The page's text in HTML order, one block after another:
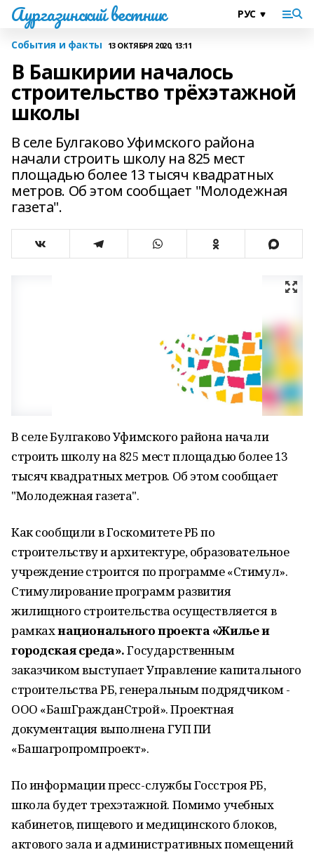
Аургазинский вестник
События и факты 13 ОКТЯБРЯ 2020, 13:11
В Башкирии началось
строительство трёхэтажной
школы
В селе Булгаково Уфимского района
начали строить школу на 825 мест
площадью более 13 тысяч квадратных
метров. Об этом сообщает "Молодежная
газета".
В селе Булгаково Уфимского района начали
строить школу на 825 мест площадью более 13
тысяч квадратных метров. Об этом сообщает
"Молодежная газета".
Как сообщили в Госкомитете РБ по
строительству и архитектуре, образовательное
учреждение строится по программе «Стимул».
Стимулирование программ развития
жилищного строительства осуществляется в
рамкахнационального проекта «Жилье и
городская среда».Государственным
заказчиком выступает Управление капитального
строительства РБ, генеральным подрядчиком -
ООО «БашГражданСтрой». Проектная
документация выполнена ГУП ПИ
«Башагропромпроект».
По информации пресс-службы Госстроя РБ,
школа будет трехэтажной. Помимо учебных
кабинетов, пищевого и медицинского блоков,
актового зала и административных помещений